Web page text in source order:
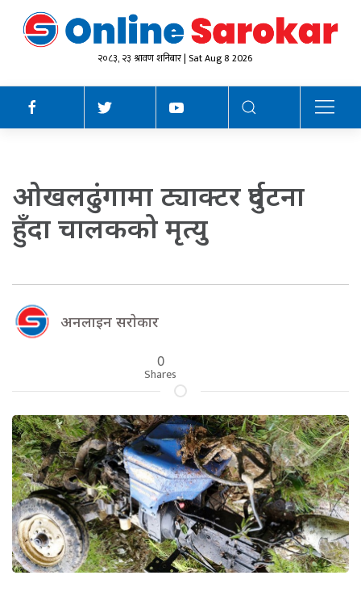
२०८३, २३ श्रावण शनिबार | Sat Aug 8 2026
ओखलढुंगामा ट्याक्टर दुर्घटना
हुँदा चालकको मृत्यु
अनलाइन सराेकार
0
Shares